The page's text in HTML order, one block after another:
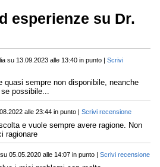
esperienze su Dr.
su 13.09.2023 alle 13:40 in punto |Scrivi
quasi sempre non disponibile, neanche
possibile...
alle 23:44 in punto |Scrivi recensione
e vuole sempre avere ragione. Non
ragionare
05.05.2020 alle 14:07 in punto |Scrivi recensione